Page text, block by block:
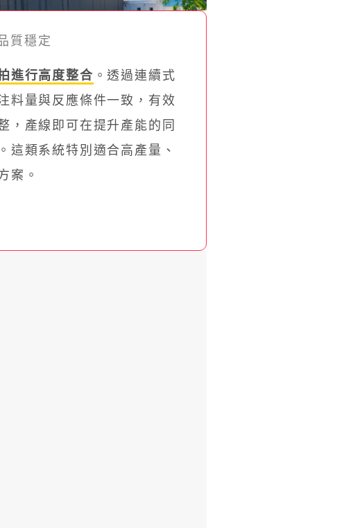
質穩定
進行高度整合 。透過連續式
料量與反應條件一致，有效
，產線即可在提升產能的同
這類系統特別適合高產量、
案。